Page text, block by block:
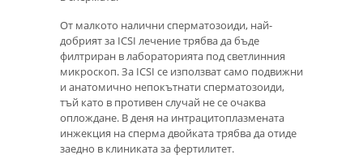
От малкото налични сперматозоиди, най-
добрият за ICSI лечение трябва да бъде
филтриран в лабораторията под светлинния
микроскоп. За ICSI се използват само подвижни
и анатомично непокътнати сперматозоиди,
тъй като в противен случай не се очаква
оплождане. В деня на интрацитоплазмената
инжекция на сперма двойката трябва да отиде
заедно в клиниката за фертилитет.